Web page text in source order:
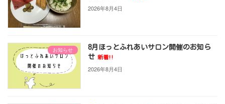
2026年8月4日
お知らせ
8月ほっとふれあいサロン開催のお知ら
せ 新着!!
2026年8月4日